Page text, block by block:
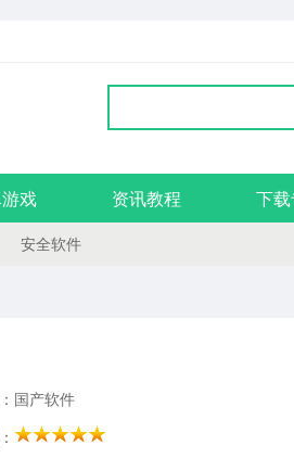
戏 资讯教程 下
安全软件
国产软件